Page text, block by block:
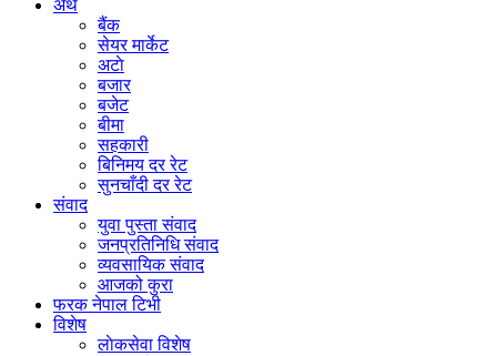
अर्थ
बैंक
सेयर मार्केट
अटाे
बजार
बजेट
बीमा
सहकारी
बिनिमय दर रेट
सुनचाँदी दर रेट
संवाद
युवा पुस्ता संवाद
जनप्रतिनिधि संवाद
व्यवसायिक संवाद
आजको कुरा
फरक नेपाल टिभी
विशेष
लाेकसेवा विशेष